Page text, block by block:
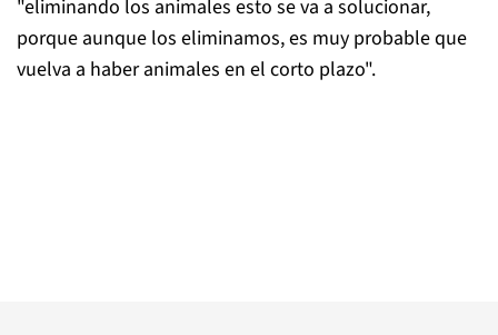
"eliminando los animales esto se va a solucionar,
porque aunque los eliminamos, es muy probable que
vuelva a haber animales en el corto plazo".